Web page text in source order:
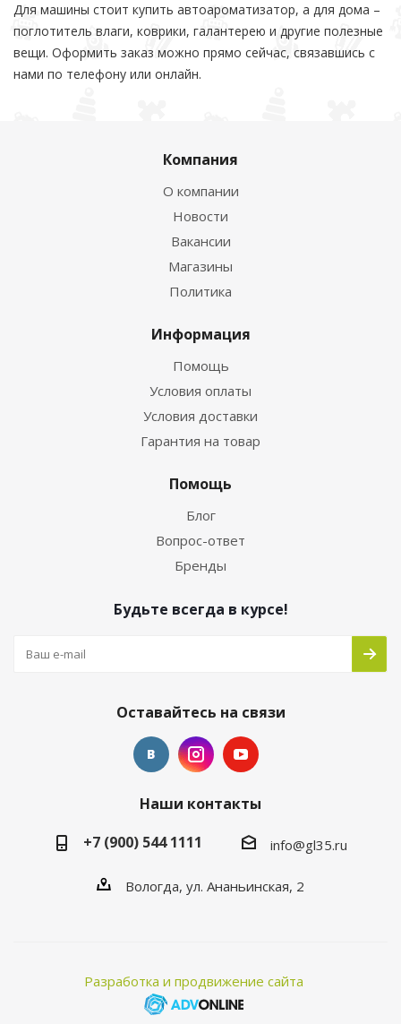
Для машины стоит купить автоароматизатор, а для дома –
поглотитель влаги, коврики, галантерею и другие полезные
вещи. Оформить заказ можно прямо сейчас, связавшись с
нами по телефону или онлайн.
Компания
О компании
Новости
Вакансии
Магазины
Политика
Информация
Помощь
Условия оплаты
Условия доставки
Гарантия на товар
Помощь
Блог
Вопрос-ответ
Бренды
Будьте всегда в курсе!
Оставайтесь на связи
Наши контакты
+7 (900) 544 1111
info@gl35.ru
Вологда, ул. Ананьинская, 2
Разработка и продвижение сайта